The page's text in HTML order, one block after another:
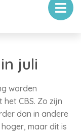
juli
worden
CBS. Zo zijn
dan in andere
maar dit is